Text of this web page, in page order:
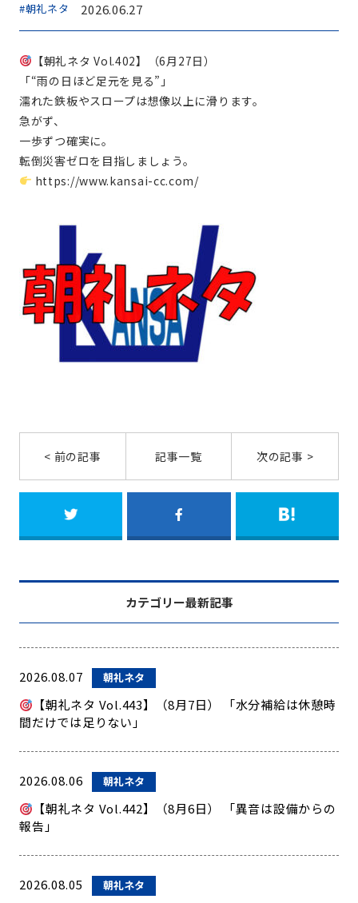
#朝礼ネタ 2026.06.27
【朝礼ネタ Vol.402】（6月27日）
「“雨の日ほど足元を見る”」
濡れた鉄板やスロープは想像以上に滑ります。
急がず、
一歩ずつ確実に。
転倒災害ゼロを目指しましょう。
https://www.kansai-cc.com/
< 前の記事 記事一覧 次の記事 >
カテゴリー最新記事
2026.08.07 朝礼ネタ
【朝礼ネタ Vol.443】（8月7日） 「水分補給は休憩時
間だけでは足りない」
2026.08.06 朝礼ネタ
【朝礼ネタ Vol.442】（8月6日） 「異音は設備からの
報告」
2026.08.05 朝礼ネタ